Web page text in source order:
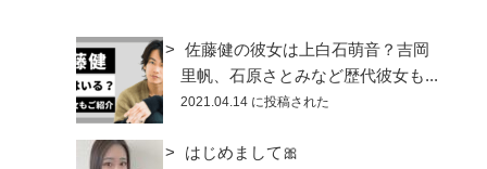
佐藤健の彼女は上白石萌音？吉岡
里帆、石原さとみなど歴代彼女も...
2021.04.14 に投稿された
はじめまして🎀